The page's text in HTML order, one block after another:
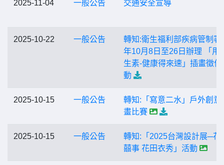
2025-11-04 一般公告 交通安全宣導
2025-10-22 一般公告
轉知:衛生福利部疾病管制署
年10月8日至26日辦理 「用
生素-健康得來速」插畫徵件
動
2025-10-15 一般公告
轉知:「寫意二水」戶外創意
畫比賽
2025-10-15 一般公告
轉知:「2025台灣設計展─花
囍事 花田衣秀」活動